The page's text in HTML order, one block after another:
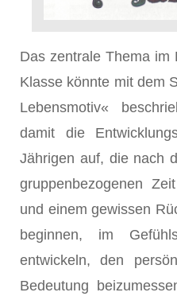
Das zentrale Thema im
Klasse könnte mit dem
Lebensmotiv«
damit die
Jährigen auf, die nach
gruppenbezogenen
und einem gewissen
beginnen, im
entwickeln, den
Bedeutung